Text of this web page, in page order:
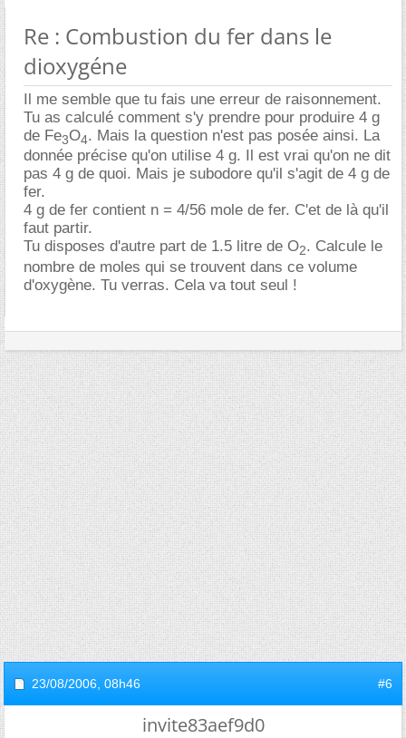
Re : Combustion du fer dans le
dioxygéne
Il me semble que tu fais une erreur de raisonnement.
Tu as calculé comment s'y prendre pour produire 4 g
de Fe3O4. Mais la question n'est pas posée ainsi. La
donnée précise qu'on utilise 4 g. Il est vrai qu'on ne dit
pas 4 g de quoi. Mais je subodore qu'il s'agit de 4 g de
fer.
4 g de fer contient n = 4/56 mole de fer. C'et de là qu'il
faut partir.
Tu disposes d'autre part de 1.5 litre de O2. Calcule le
nombre de moles qui se trouvent dans ce volume
d'oxygène. Tu verras. Cela va tout seul !
23/08/2006, 08h46 #6
invite83aef9d0